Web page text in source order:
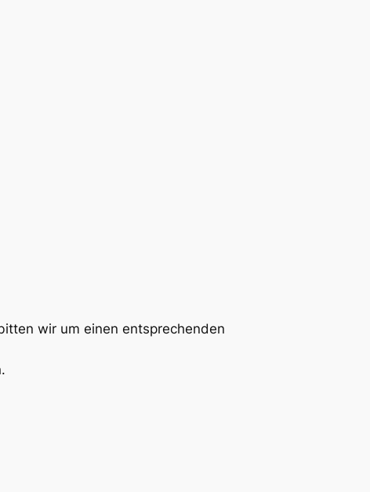
wir um einen entsprechenden